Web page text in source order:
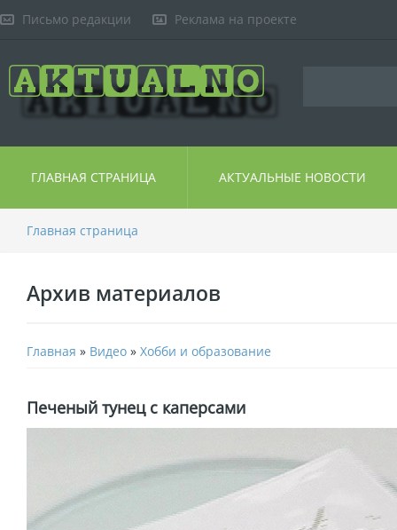
Письмо редакции Реклама на проекте
ГЛАВНАЯ СТРАНИЦА АКТУАЛЬНЫЕ НОВОСТИ
Главная страница
Архив материалов
Главная » Видео » Хобби и образование
Печеный тунец с каперсами